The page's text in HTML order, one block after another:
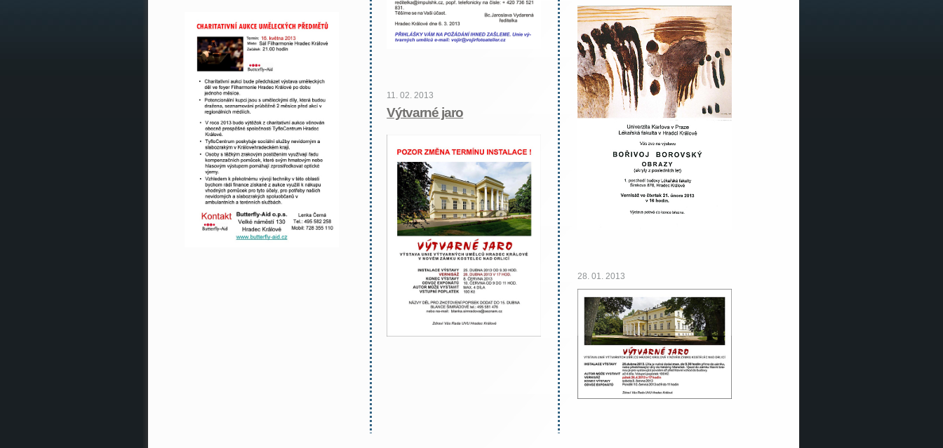
28. 01. 2013
11. 02. 2013
Výtvarné jaro